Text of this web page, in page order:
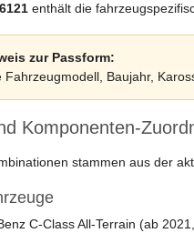
enthält die
zur Passform:
Fahrzeugmodell, Baujahr,
Komponenten-
stammen aus der
C-Class All-Terrain (ab